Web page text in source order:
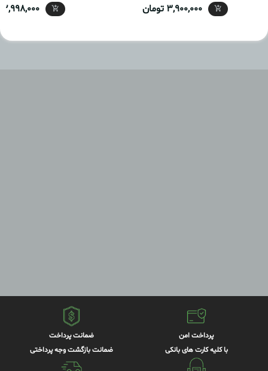
3,900,000 تومان 2,998,000 تومان
پرداخت امن
با کلیه کارت های بانکی
ضمانت پرداخت
ضمانت بازگشت وجه پرداختی